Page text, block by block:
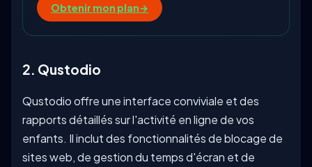
Obtenir mon plan→
2. Qustodio
Qustodio offre une interface conviviale et des
rapports détaillés sur l'activité en ligne de vos
enfants. Il inclut des fonctionnalités de blocage de
sites web, de gestion du temps d'écran et de